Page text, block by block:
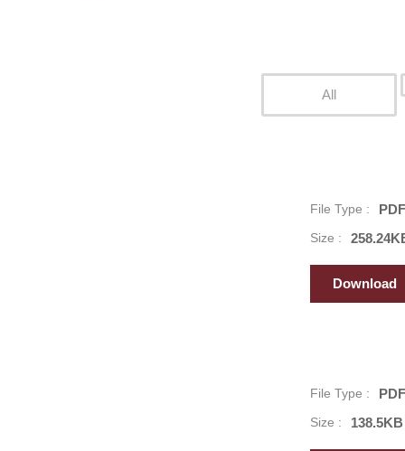
All
File Type : PDF
Size :
Download
File Type : PDF
Size : 138.5KB